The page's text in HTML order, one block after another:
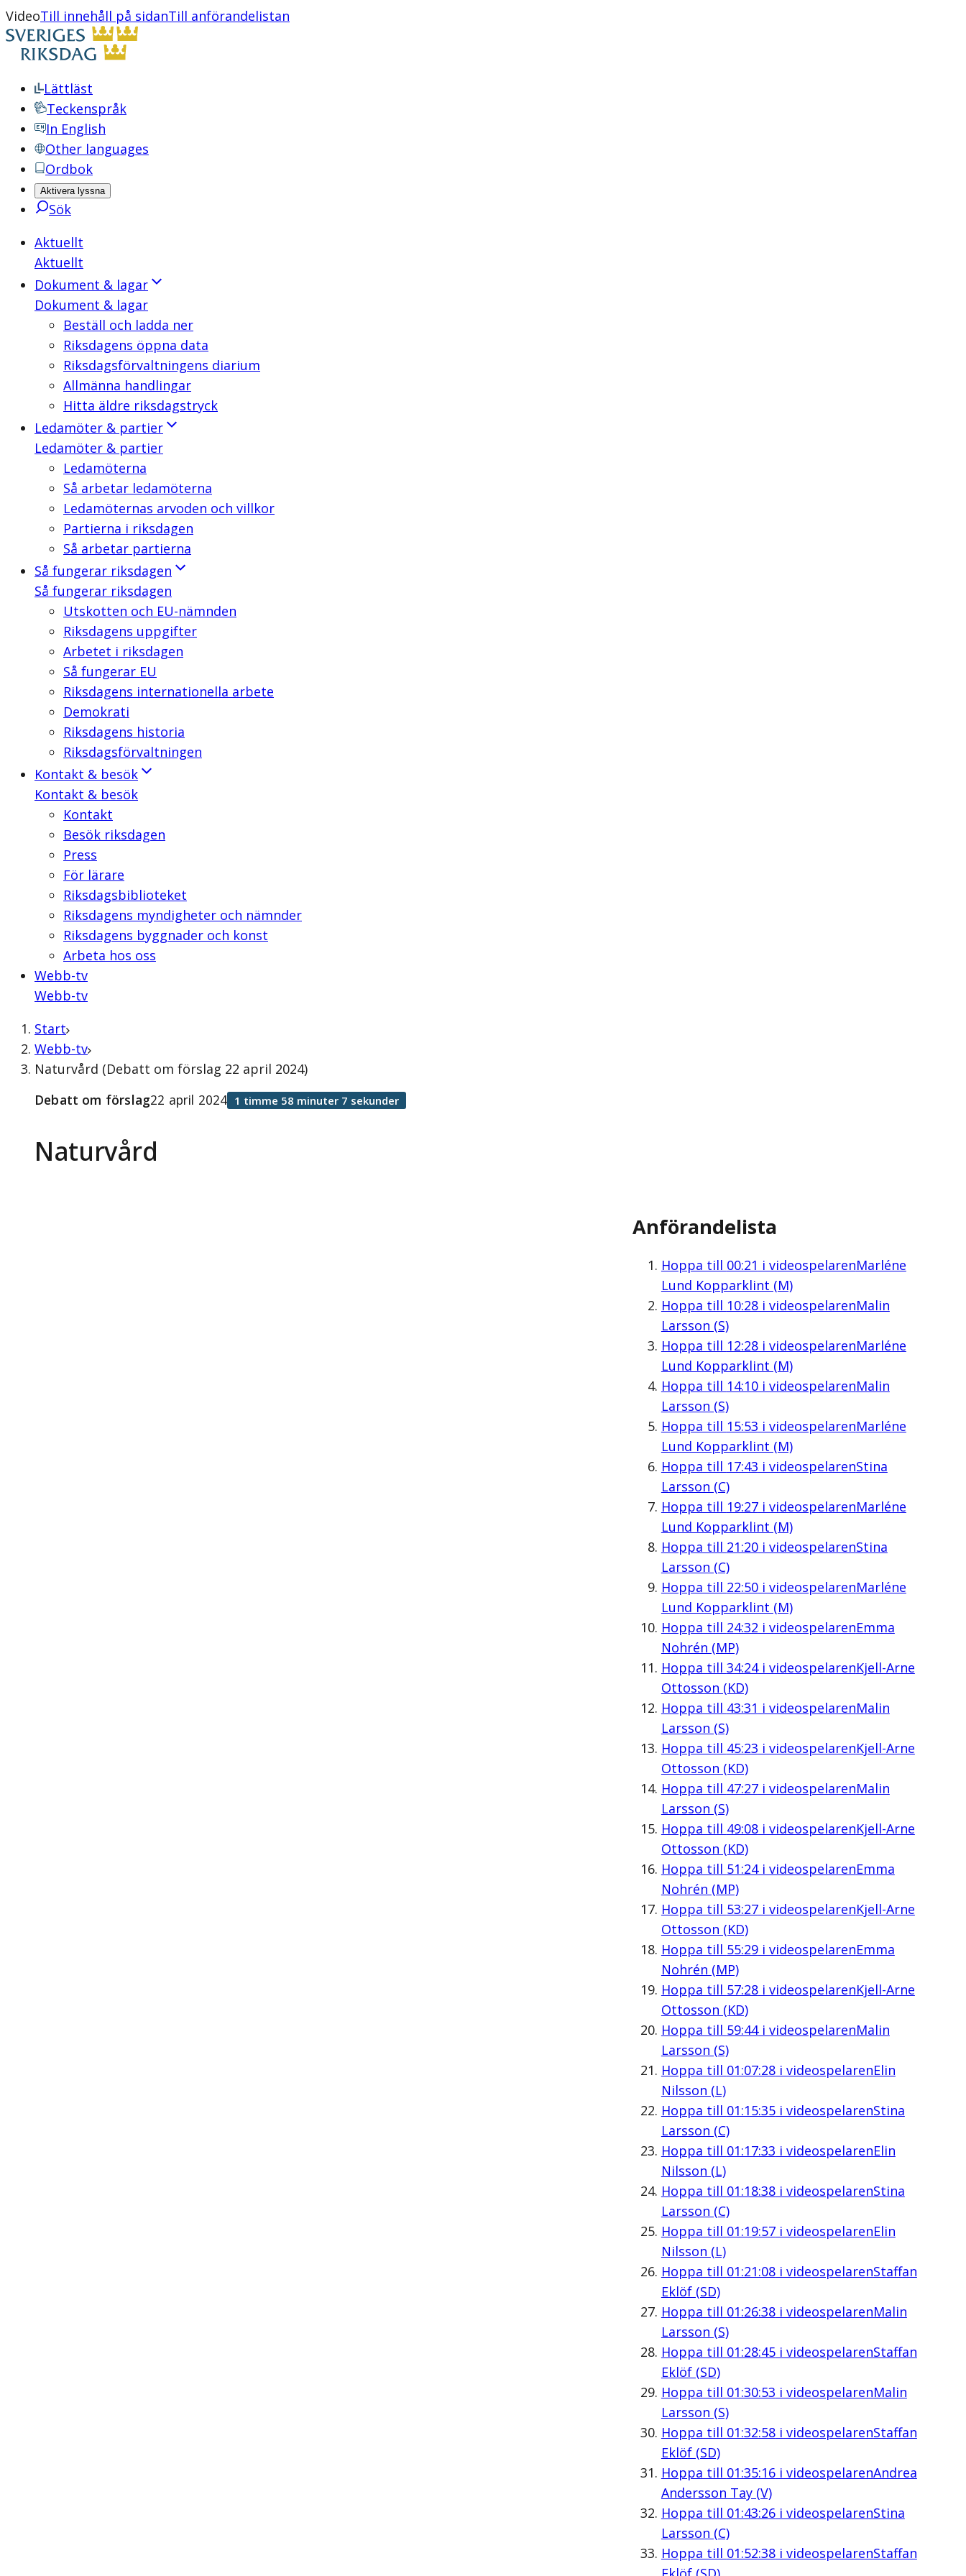
VideoTill innehåll på sidanTill anförandelistan
Lättläst
Teckenspråk
In English
Other languages
Ordbok
Aktivera lyssna
Sök
Aktuellt
Aktuellt
Dokument & lagar
Dokument & lagar
Beställ och ladda ner
Riksdagens öppna data
Riksdagsförvaltningens diarium
Allmänna handlingar
Hitta äldre riksdagstryck
Ledamöter & partier
Ledamöter & partier
Ledamöterna
Så arbetar ledamöterna
Ledamöternas arvoden och villkor
Partierna i riksdagen
Så arbetar partierna
Så fungerar riksdagen
Så fungerar riksdagen
Utskotten och EU-nämnden
Riksdagens uppgifter
Arbetet i riksdagen
Så fungerar EU
Riksdagens internationella arbete
Demokrati
Riksdagens historia
Riksdagsförvaltningen
Kontakt & besök
Kontakt & besök
Kontakt
Besök riksdagen
Press
För lärare
Riksdagsbiblioteket
Riksdagens myndigheter och nämnder
Riksdagens byggnader och konst
Arbeta hos oss
Webb-tv
Webb-tv
Start
Webb-tv
Naturvård (Debatt om förslag 22 april 2024)
Naturvård
Debatt om förslag22 april 2024 1 timme 58 minuter 7 sekunder
Anförandelista
Hoppa till 00:21 i videospelarenMarléne
Lund Kopparklint (M)
Hoppa till 10:28i videospelarenMalin
Larsson (S)
Hoppa till 12:28i videospelarenMarléne
Lund Kopparklint (M)
Hoppa till 14:10i videospelarenMalin
Larsson (S)
Hoppa till 15:53 i videospelarenMarléne
Lund Kopparklint (M)
Hoppa till 17:43 i videospelarenStina
Larsson (C)
Hoppa till 19:27i videospelarenMarléne
Lund Kopparklint (M)
Hoppa till 21:20i videospelarenStina
Larsson (C)
Hoppa till 22:50i videospelarenMarléne
Lund Kopparklint (M)
Hoppa till 24:32 i videospelarenEmma
Nohrén (MP)
Hoppa till 34:24i videospelarenKjell-Arne
Ottosson (KD)
Hoppa till 43:31 i videospelarenMalin
Larsson (S)
Hoppa till 45:23 i videospelarenKjell-Arne
Ottosson (KD)
Hoppa till 47:27i videospelarenMalin
Larsson (S)
Hoppa till 49:08i videospelarenKjell-Arne
Ottosson (KD)
Hoppa till 51:24i videospelarenEmma
Nohrén (MP)
Hoppa till 53:27i videospelarenKjell-Arne
Ottosson (KD)
Hoppa till 55:29i videospelarenEmma
Nohrén (MP)
Hoppa till 57:28i videospelarenKjell-Arne
Ottosson (KD)
Hoppa till 59:44i videospelarenMalin
Larsson (S)
Hoppa till 01:07:28i videospelarenElin
Nilsson (L)
Hoppa till 01:15:35i videospelarenStina
Larsson (C)
Hoppa till 01:17:33 i videospelarenElin
Nilsson (L)
Hoppa till 01:18:38i videospelarenStina
Larsson (C)
Hoppa till 01:19:57i videospelarenElin
Nilsson (L)
Hoppa till 01:21:08i videospelarenStaffan
Eklöf (SD)
Hoppa till 01:26:38i videospelarenMalin
Larsson (S)
Hoppa till 01:28:45i videospelarenStaffan
Eklöf (SD)
Hoppa till 01:30:53 i videospelarenMalin
Larsson (S)
Hoppa till 01:32:58i videospelarenStaffan
Eklöf (SD)
Hoppa till 01:35:16i videospelarenAndrea
Andersson Tay (V)
Hoppa till 01:43:26i videospelarenStina
Larsson (C)
Hoppa till 01:52:38i videospelarenStaffan